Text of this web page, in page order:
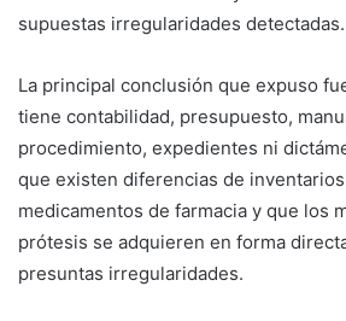
supuestas irregularidades detectadas.
La principal conclusión que expuso
tiene contabilidad, presupuesto,
procedimiento, expedientes ni
que existen diferencias de
medicamentos de farmacia y que los
prótesis se adquieren en forma
presuntas irregularidades.